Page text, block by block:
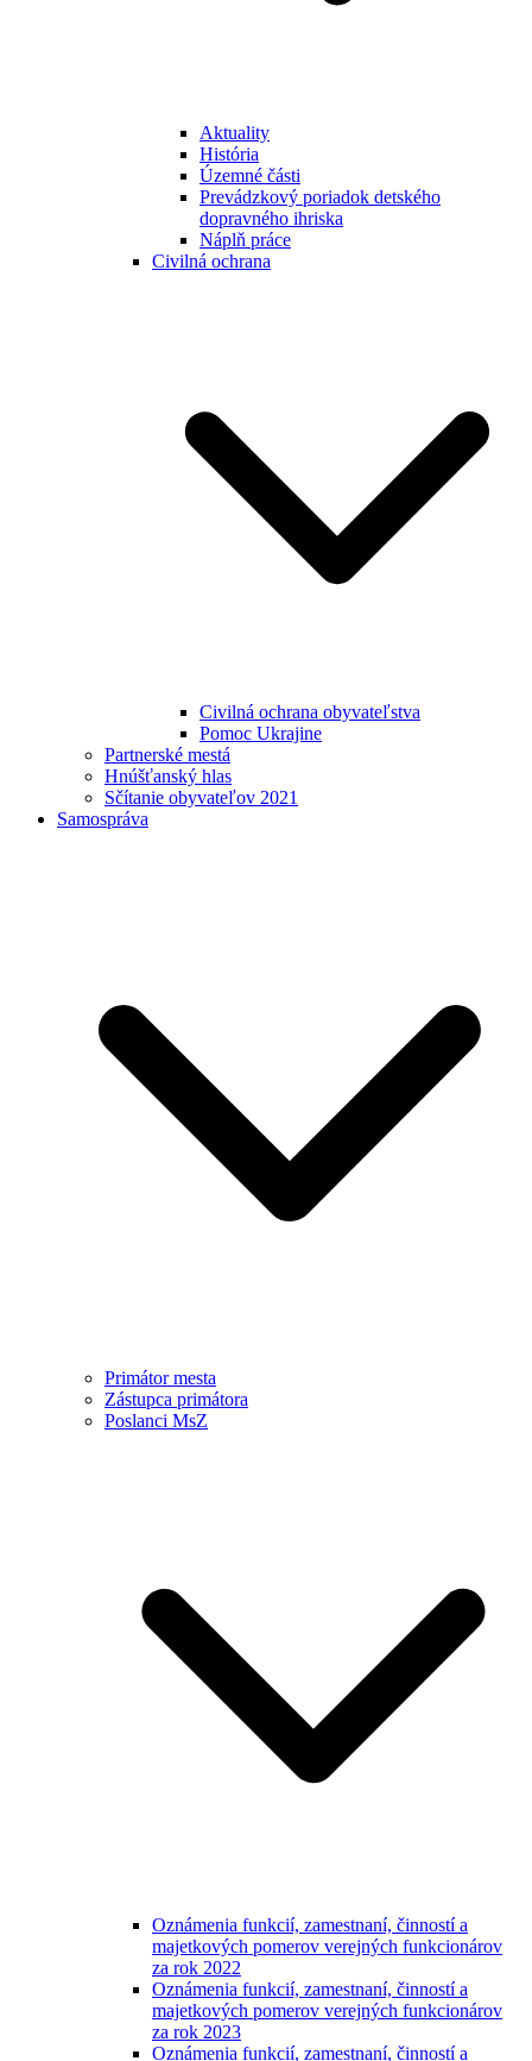
Aktuality
História
Územné části
Prevádzkový poriadok detského
dopravného ihriska
Náplň práce
Civilná ochrana
Civilná ochrana obyvateľstva
Pomoc Ukrajine
Partnerské mestá
Hnúšťanský hlas
Sčítanie obyvateľov 2021
Samospráva
Primátor mesta
Zástupca primátora
Poslanci MsZ
Oznámenia funkcií, zamestnaní, činností a
majetkových pomerov verejných funkcionárov
za rok 2022
Oznámenia funkcií, zamestnaní, činností a
majetkových pomerov verejných funkcionárov
za rok 2023
Oznámenia funkcií, zamestnaní, činností a